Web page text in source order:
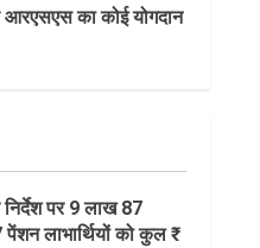
का कोई योगदान
पर 9 लाख 87
लाभार्थियों को कुल ₹